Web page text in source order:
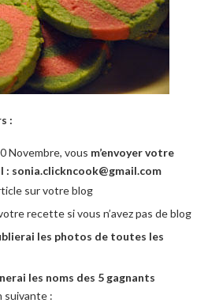
:
Novembre, vous m’envoyer votre
: sonia.clickncook@gmail.com
sur votre blog
recette si vous n’avez pas de blog
les photos de toutes les
les noms des 5 gagnants
suivante :